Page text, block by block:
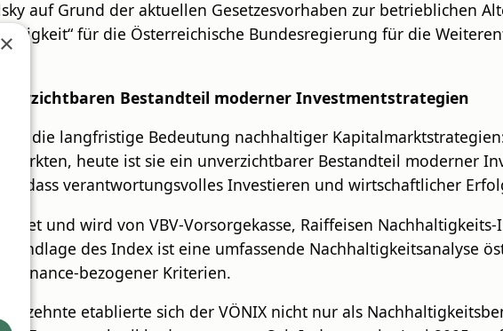
auf Grund der aktuellen Gesetzesvorhaben zur betrieblichen
für die Österreichische Bundesregierung für die
Bestandteil moderner Investmentstrategien
auf die langfristige Bedeutung nachhaltiger
heute ist sie ein unverzichtbarer Bestandteil moderner
dass verantwortungsvolles Investieren und wirtschaftlicher
und wird von VBV-Vorsorgekasse, Raiffeisen
des Index ist eine umfassende Nachhaltigkeitsanalyse
bezogener Kriterien.
etablierte sich der VÖNIX nicht nur als
×